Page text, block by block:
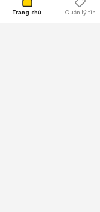
Trang chủ Quản lý tin